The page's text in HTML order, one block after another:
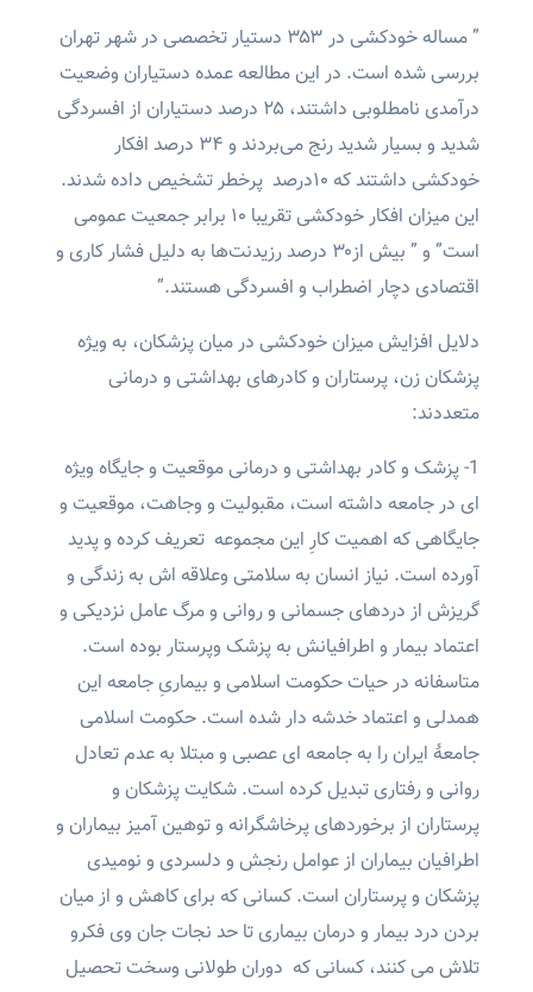
” مساله خودکشی در ۳۵۳ دستیار تخصصی در شهر تهران
بررسی شده است. در این مطالعه عمده‌ دستیار‌ان وضعیت
درآمدی نامطلوبی داشتند، ۲۵ درصد دستیاران از افسردگی
شدید و بسیار شدید رنج می‌بردند و ۳۴ درصد افکار
خودکشی داشتند که ۱۰درصد پرخطر تشخیص داده شدند.
این میزان افکار خودکشی تقریبا ۱۰ برابر جمعیت عمومی
است” و ” بیش از۳۰ درصد رزیدنت‌ها به دلیل فشار کاری و
اقتصادی دچار اضطراب و افسردگی هستند.”
دلایل افزایش میزان خودکشی در میان پزشکان، به ویژه
پزشکان زن، پرستاران و کادرهای بهداشتی و درمانی
متعددند:
1- پزشک و کادر بهداشتی و درمانی موقعیت و جایگاه ویژه
ای در جامعه داشته است، مقبولیت و وجاهت، موقعیت و
جایگاهی که اهمیت کارِ این مجموعه تعریف کرده و پدید
آورده است. نیاز انسان به سلامتی وعلاقه اش به زندگی و
گریزش از دردهای جسمانی و روانی و مرگ عامل نزدیکی و
اعتماد بیمار و اطرافیانش به پزشک وپرستار بوده است.
متاسفانه در حیات حکومت اسلامی و بیماریِ جامعه این
همدلی و اعتماد خدشه دار شده است. حکومت اسلامی
جامعۀ ایران را به جامعه ای عصبی و مبتلا به عدم تعادل
روانی و رفتاری تبدیل کرده است. شکایت پزشکان و
پرستاران از برخوردهای پرخاشگرانه و توهین آمیز بیماران و
اطرافیان بیماران از عوامل رنجش و دلسردی و نومیدی
پزشکان و پرستاران است. کسانی که برای کاهش و از میان
بردن درد بیمار و درمان بیماری تا حد نجات جان وی فکرو
تلاش می کنند، کسانی که دوران طولانی وسخت تحصیل